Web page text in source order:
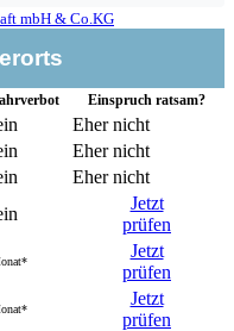
mbH & Co.KG
Einspruch ratsam?
Eher nicht
Eher nicht
Eher nicht
Jetzt
prüfen
Jetzt
prüfen
Jetzt
prüfen